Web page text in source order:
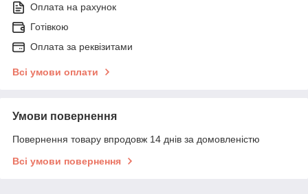
Оплата на рахунок
Готівкою
Оплата за реквізитами
Всі умови оплати
Умови повернення
Повернення товару впродовж 14 днів за домовленістю
Всі умови повернення